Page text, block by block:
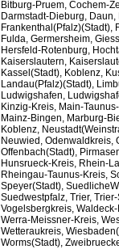
Bitburg-Pruem, Cochem-
Darmstadt-Dieburg,
Frankenthal(Pfalz)(Stadt),
Fulda, Germersheim,
Hersfeld-Rotenburg,
Kaiserslautern,
Kassel(Stadt), Koblenz,
Landau(Pfalz)(Stadt),
Ludwigshafen,
Kinzig-Kreis, Main-
Mainz-Bingen, Marburg-
Koblenz,
Neuwied, Odenwaldkreis,
Offenbach(Stadt),
Hunsrueck-Kreis, Rhein-
Rheingau-Taunus-Kreis,
Speyer(Stadt),
Suedwestpfalz, Trier,
Vogelsbergkreis,
Werra-Meissner-Kreis,
Wetteraukreis,
Worms(Stadt),